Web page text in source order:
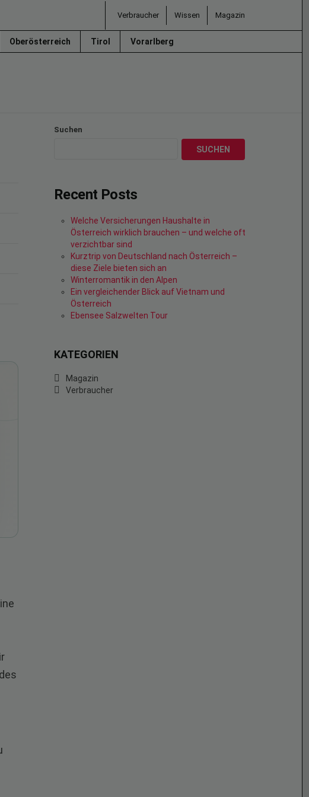
Verbraucher Wissen Magazin
Oberösterreich Tirol Vorarlberg
Suchen
SUCHEN
Recent Posts
Welche Versicherungen Haushalte in
Österreich wirklich brauchen – und welche oft
verzichtbar sind
Kurztrip von Deutschland nach Österreich –
diese Ziele bieten sich an
Winterromantik in den Alpen
Ein vergleichender Blick auf Vietnam und
Österreich
Ebensee Salzwelten Tour
KATEGORIEN
Magazin
Verbraucher